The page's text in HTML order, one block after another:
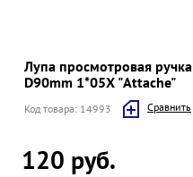
Лупа просмотровая ручка
D90mm 1*05Х "Attache"
Код товара: 14993 Cравнить
120 руб.